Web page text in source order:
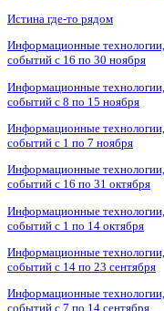
Истина где-то рядом
Информационные технологии,
событий с 16 по 30 ноября
Информационные технологии,
событий с 8 по 15 ноября
Информационные технологии,
событий с 1 по 7 ноября
Информационные технологии,
событий с 16 по 31 октября
Информационные технологии,
событий с 1 по 14 октября
Информационные технологии,
событий с 14 по 23 сентября
Информационные технологии,
событий с 7 по 14 сентября